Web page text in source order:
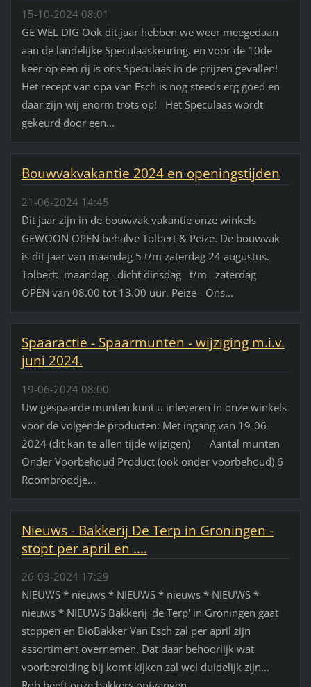
15-10-2024 08:01
GE WEL DIG Ook dit jaar hebben we weer meegedaan
aan de landelijke Speculaaskeuring. en voor de 10de
keer op een rij is ons Speculaas in de prijzen gevallen!
Het recept van opa van Esch is nog steeds erg goed en
daar zijn wij enorm trots op! Het Speculaas wordt
gekeurd door een...
Bouwvakvakantie 2024 en openingstijden
21-06-2024 14:45
Dit jaar zijn in de bouwvak vakantie onze winkels
GEWOON OPEN behalve Tolbert & Peize. De bouwvak
is dit jaar van maandag 5 t/m zaterdag 24 augustus.
Tolbert: maandag - dicht dinsdag t/m zaterdag
OPEN van 08.00 tot 13.00 uur. Peize - Ons...
Spaaractie - Spaarmunten - wijziging m.i.v.
juni 2024.
19-06-2024 08:00
Uw gespaarde munten kunt u inleveren in onze winkels
voor de volgende producten: Met ingang van 19-06-
2024 (dit kan te allen tijde wijzigen) Aantal munten
Onder Voorbehoud Product (ook onder voorbehoud) 6
Roombroodje...
Nieuws - Bakkerij De Terp in Groningen -
stopt per april en ....
26-03-2024 17:29
NIEUWS * nieuws * NIEUWS * nieuws * NIEUWS *
nieuws * NIEUWS Bakkerij 'de Terp' in Groningen gaat
stoppen en BioBakker Van Esch zal per april zijn
assortiment overnemen. Dat daar behoorlijk wat
voorbereiding bij komt kijken zal wel duidelijk zijn...